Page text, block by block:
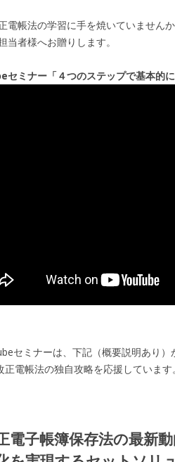
帳法の学習に手を焼いていません
当者様へお贈りします。
ミナー「４つのステップで基本的
セミナーは、下記（概要説明あり）
正電帳法の独自攻略を応援しています。
電子帳簿保存法の最新